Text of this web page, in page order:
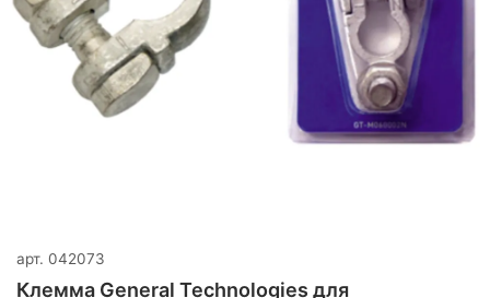
арт. 042073
Клемма General Technologies для